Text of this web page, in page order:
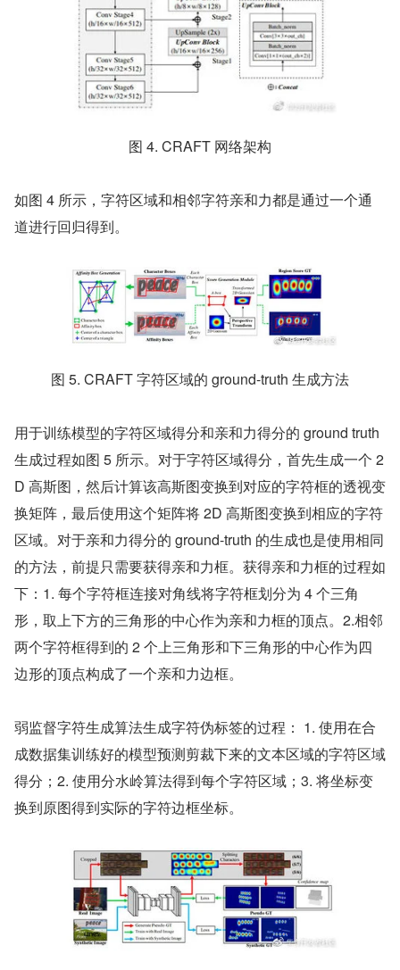
图 4. CRAFT 网络架构
如图 4 所示，字符区域和相邻字符亲和力都是通过一个通
道进行回归得到。
图 5. CRAFT 字符区域的 ground-truth 生成方法
用于训练模型的字符区域得分和亲和力得分的 ground truth
生成过程如图 5 所示。对于字符区域得分，首先生成一个 2
D 高斯图，然后计算该高斯图变换到对应的字符框的透视变
换矩阵，最后使用这个矩阵将 2D 高斯图变换到相应的字符
区域。对于亲和力得分的 ground-truth 的生成也是使用相同
的方法，前提只需要获得亲和力框。获得亲和力框的过程如
下：1. 每个字符框连接对角线将字符框划分为 4 个三角
形，取上下方的三角形的中心作为亲和力框的顶点。2.相邻
两个字符框得到的 2 个上三角形和下三角形的中心作为四
边形的顶点构成了一个亲和力边框。
弱监督字符生成算法生成字符伪标签的过程： 1. 使用在合
成数据集训练好的模型预测剪裁下来的文本区域的字符区域
得分；2. 使用分水岭算法得到每个字符区域；3. 将坐标变
换到原图得到实际的字符边框坐标。